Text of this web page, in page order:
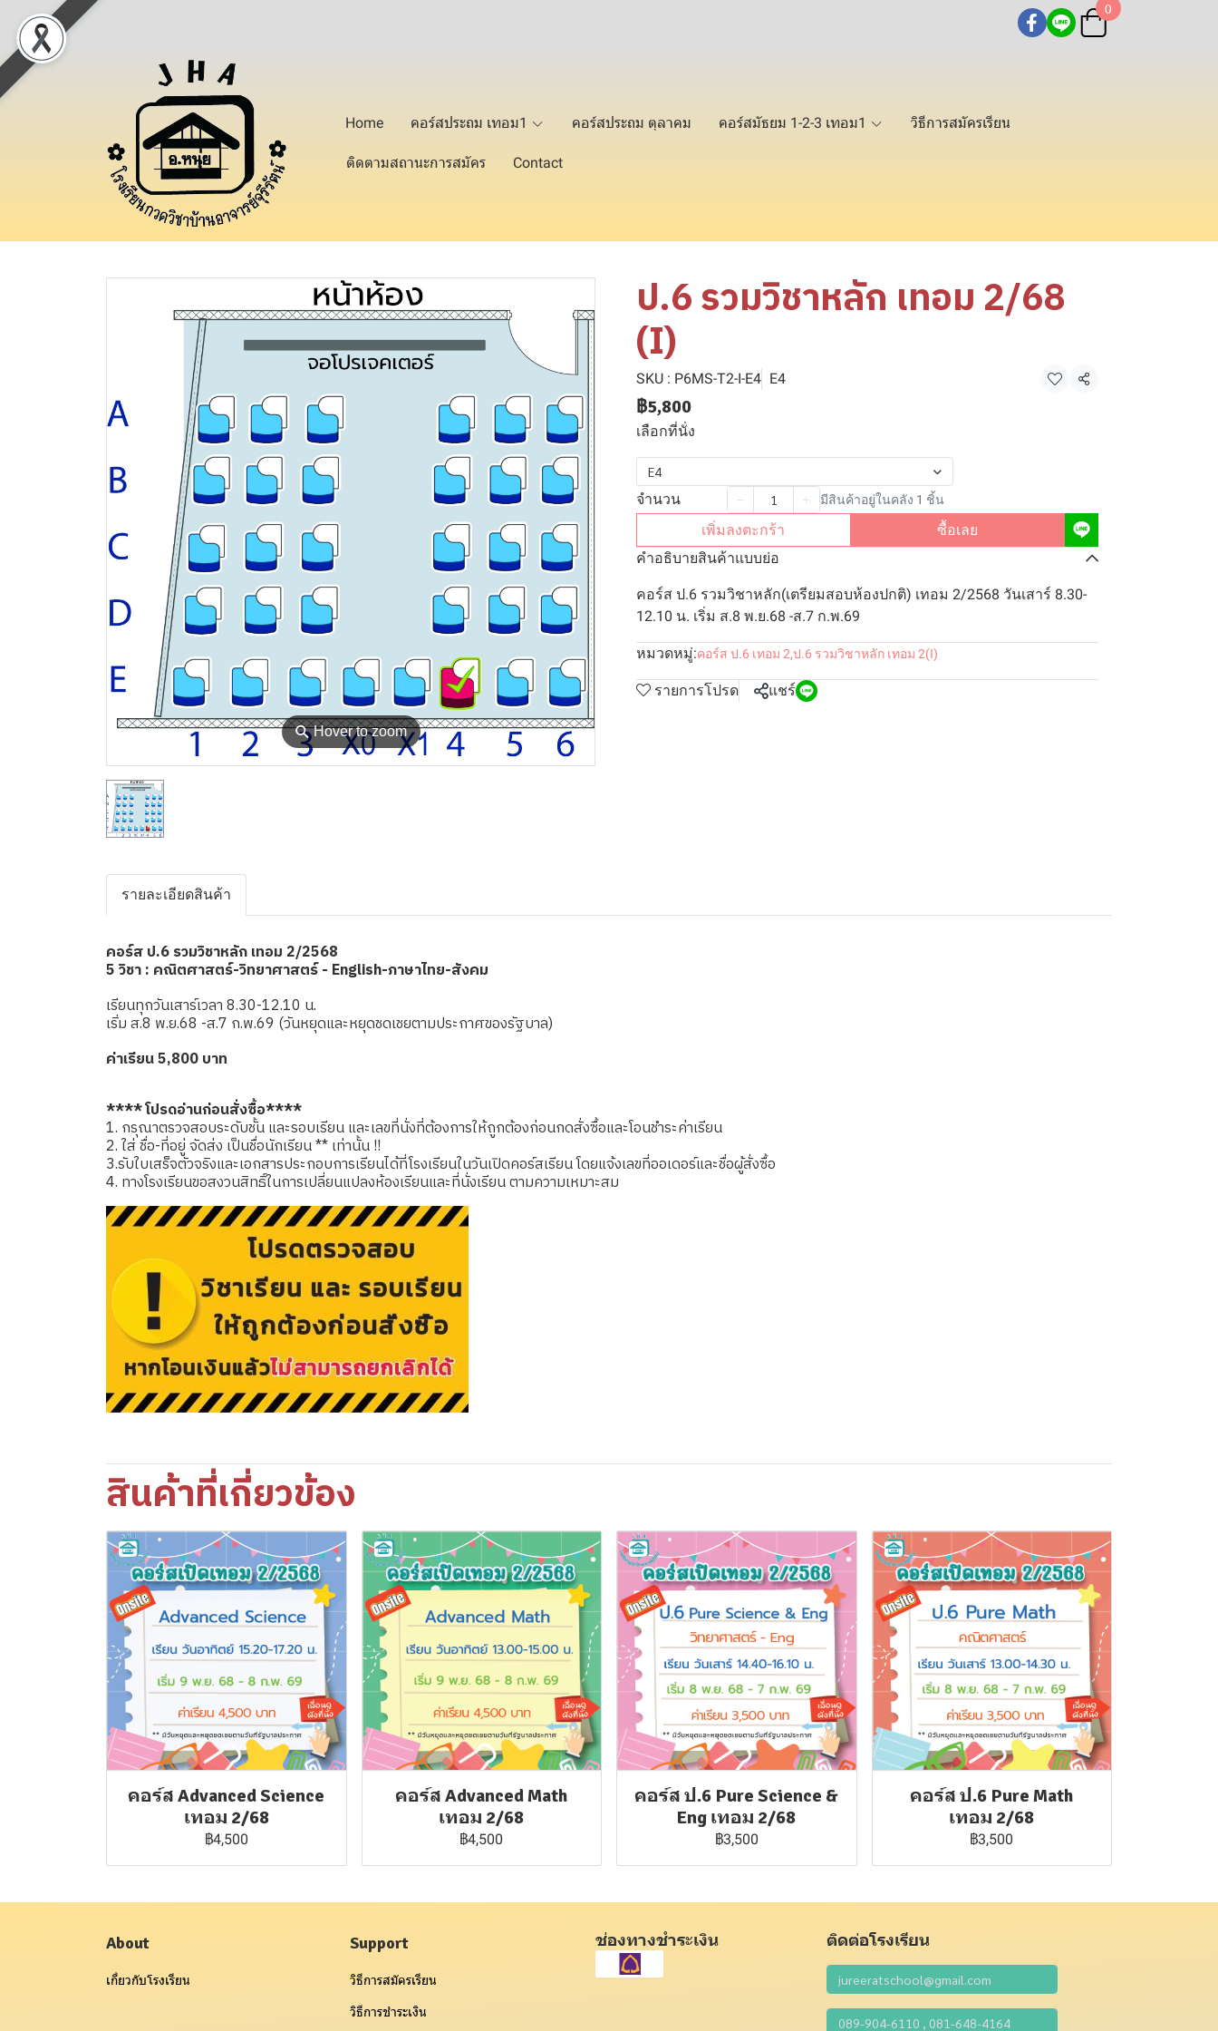
0
Home คอร์สประถม เทอม1 คอร์สประถม ตุลาคม คอร์สมัธยม 1-2-3 เทอม1 วิธีการสมัครเรียน
ติดตามสถานะการสมัคร Contact
⚲Hover to zoom
ป.6 รวมวิชาหลัก เทอม 2/68
(I)
SKU : P6MS-T2-I-E4 E4 แชร์
฿5,800
เลือกที่นั่ง
E4
จำนวน มีสินค้าอยู่ในคลัง 1 ชิ้น
เพิ่มลงตะกร้า
ซื้อเลย
คำอธิบายสินค้าแบบย่อ
คอร์ส ป.6 รวมวิชาหลัก(เตรียมสอบห้องปกติ) เทอม 2/2568 วันเสาร์ 8.30-
12.10 น. เริ่ม ส.8 พ.ย.68 -ส.7 ก.พ.69
หมวดหมู่:คอร์ส ป.6 เทอม 2,ป.6 รวมวิชาหลัก เทอม 2(I)
รายการโปรด แชร์
รายละเอียดสินค้า
คอร์ส ป.6 รวมวิชาหลัก เทอม 2/2568
5 วิชา : คณิตศาสตร์-วิทยาศาสตร์ - English-ภาษาไทย-สังคม
เรียนทุกวันเสาร์เวลา 8.30-12.10 น.
เริ่ม ส.8 พ.ย.68 -ส.7 ก.พ.69 (วันหยุดและหยุดชดเชยตามประกาศของรัฐบาล)
ค่าเรียน 5,800 บาท
**** โปรดอ่านก่อนสั่งซื้อ****
1. กรุณาตรวจสอบระดับชั้น และรอบเรียน และเลขที่นั่งที่ต้องการให้ถูกต้องก่อนกดสั่งซื้อและโอนชำระค่าเรียน
2. ใส่ ชื่อ-ที่อยู่ จัดส่ง เป็นชื่อนักเรียน ** เท่านั้น !!
3.รับใบเสร็จตัวจริงและเอกสารประกอบการเรียนได้ที่โรงเรียนในวันเปิดคอร์สเรียน โดยแจ้งเลขที่ออเดอร์และชื่อผู้สั่งซื้อ
4. ทางโรงเรียนขอสงวนสิทธิ์ในการเปลี่ยนแปลงห้องเรียนและที่นั่งเรียน ตามความเหมาะสม
สินค้าที่เกี่ยวข้อง
คอร์ส Advanced Science
เทอม 2/68
฿4,500
คอร์ส Advanced Math
เทอม 2/68
฿4,500
คอร์ส ป.6 Pure Science &
Eng เทอม 2/68
฿3,500
คอร์ส ป.6 Pure Math
เทอม 2/68
฿3,500
About
เกี่ยวกับโรงเรียน
Support
วิธีการสมัครเรียน
วิธีการชำระเงิน
ช่องทางชำระเงิน ติดต่อโรงเรียน